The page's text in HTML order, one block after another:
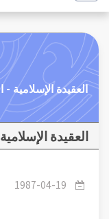
الصلاة والسلام
العقيدة الإسلامية
1987-04-19